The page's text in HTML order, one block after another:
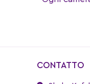
CONTATTO